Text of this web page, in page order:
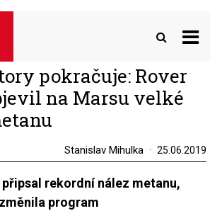
pokračuje: Rover
na Marsu velké
Stanislav Mihulka 25.06.2019
rekordní nález metanu,
program